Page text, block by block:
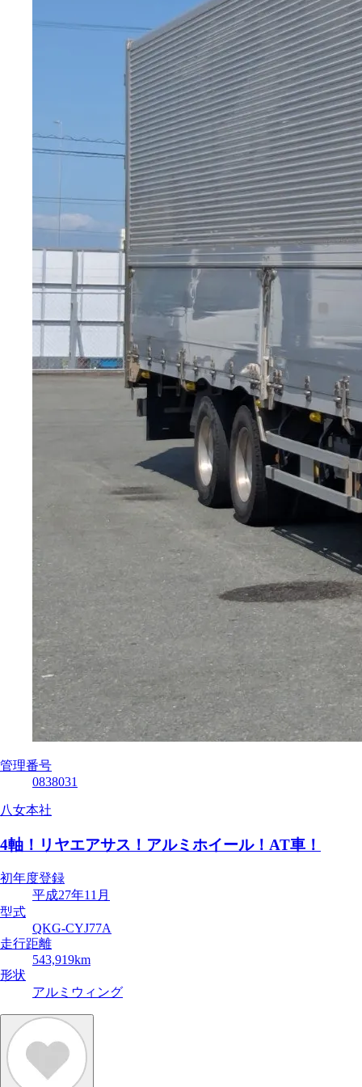
管理番号
0838031
八女本社
4軸！リヤエアサス！アルミホイール！AT車！
初年度登録
平成27年11月
型式
QKG-CYJ77A
走行距離
543,919km
形状
アルミウィング